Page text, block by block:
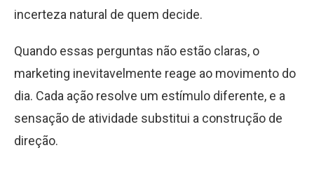
incerteza natural de quem decide.
Quando essas perguntas não estão claras, o
marketing inevitavelmente reage ao movimento do
dia. Cada ação resolve um estímulo diferente, e a
sensação de atividade substitui a construção de
direção.